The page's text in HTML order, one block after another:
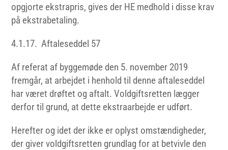
opgjorte ekstrapris, gives der HE medhold i disse krav
på ekstrabetaling.
4.1.17. Aftaleseddel 57
Af referat af byggemøde den 5. november 2019
fremgår, at arbejdet i henhold til denne aftaleseddel
har været drøftet og aftalt. Voldgiftsretten lægger
derfor til grund, at dette ekstraarbejde er udført.
Herefter og idet der ikke er oplyst omstændigheder,
der giver voldgiftsretten grundlag for at betvivle den